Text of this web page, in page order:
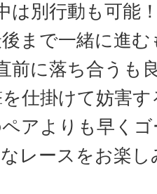
は別行動も可能
まで一緒に進む
前に落ち合うも
仕掛けて妨害
アよりも早く
レースをお楽し